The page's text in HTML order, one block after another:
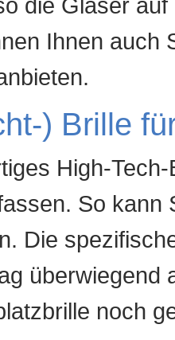
Ihnen auch
) Brille
High-
So kann
Die
noch